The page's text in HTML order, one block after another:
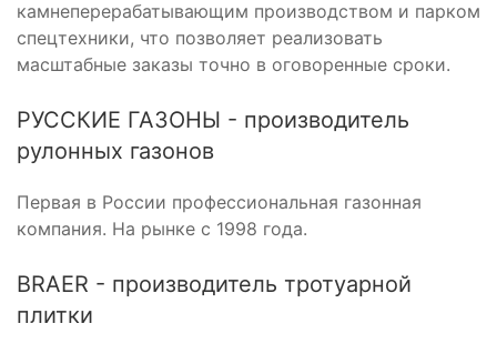
камнеперерабатывающим производством и парком
спецтехники, что позволяет реализовать
масштабные заказы точно в оговоренные сроки.
РУССКИЕ ГАЗОНЫ - производитель
рулонных газонов
Первая в России профессиональная газонная
компания. На рынке с 1998 года.
BRAER - производитель тротуарной
плитки